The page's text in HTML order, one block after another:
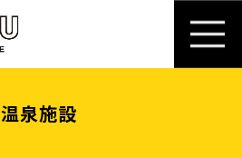
温泉施設